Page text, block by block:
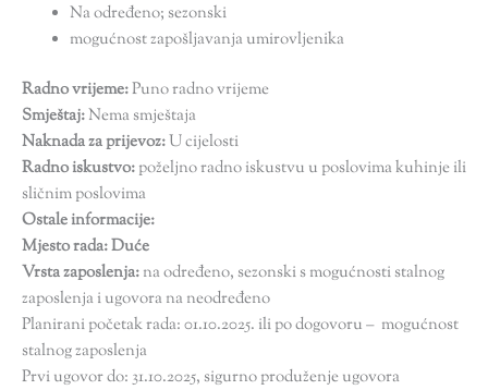
Na određeno; sezonski
mogućnost zapošljavanja umirovljenika
Radno vrijeme:Puno radno vrijeme
Smještaj:Nema smještaja
Naknada za prijevoz:U cijelosti
Radno iskustvo:poželjno radno iskustvu u poslovima kuhinje ili
sličnim poslovima
Ostale informacije:
Mjesto rada: Duće
Vrsta zaposlenja:na određeno, sezonski s mogućnosti stalnog
zaposlenja i ugovora na neodređeno
Planirani početak rada: 01.10.2025. ili po dogovoru – mogućnost
stalnog zaposlenja
Prvi ugovor do: 31.10.2025, sigurno produženje ugovora